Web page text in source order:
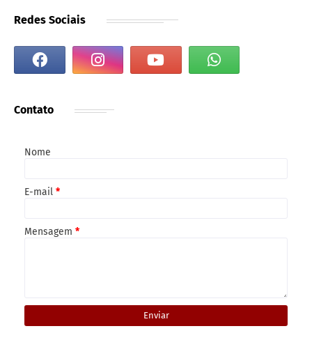
Redes Sociais
Contato
Nome
E-mail *
Mensagem *